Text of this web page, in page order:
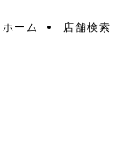
ホーム 店舗検索